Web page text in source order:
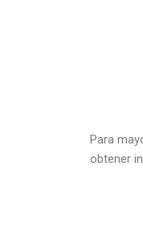
Para
obtener